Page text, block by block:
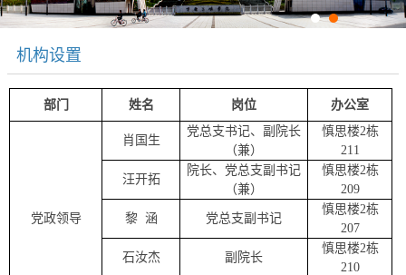
机构设置
部门 姓名 岗位 办公室
党政领导
肖国生
党总支书记、 副院长
（兼）
慎思楼2栋
211
汪开拓
院长、 党总支副书记
（兼）
慎思楼2栋
209
黎 涵 党总支副书记
慎思楼2栋
207
石汝杰 副院长
慎思楼2栋
210